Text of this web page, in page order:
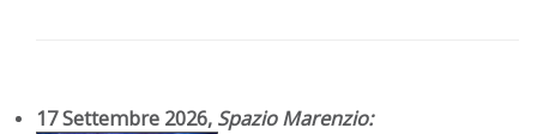
17 Settembre 2026, Spazio Marenzio: